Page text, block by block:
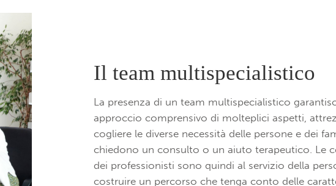
Il team multispecialistico
La presenza di un team multispecialistico
approccio comprensivo di molteplici aspetti,
cogliere le diverse necessità delle persone e dei
chiedono un consulto o un aiuto terapeutico. Le
dei professionisti sono quindi al servizio della
costruire un percorso che tenga conto delle